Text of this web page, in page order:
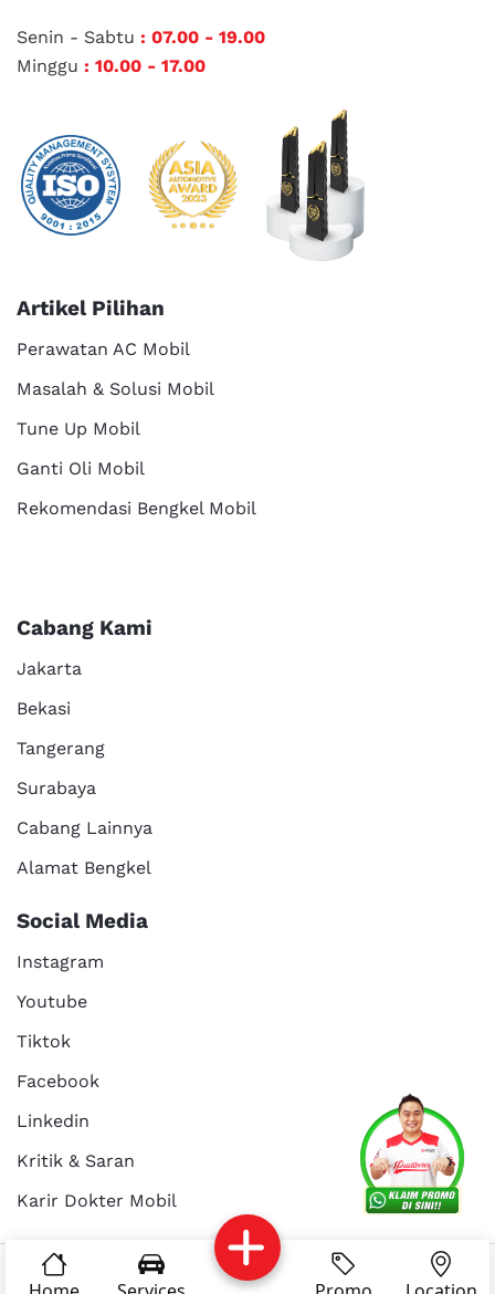
Services About Us
Kritik dan
Reservasi Career
Senin - Sabtu : 07.00 - 19.00
Minggu : 10.00 - 17.00
Artikel Pilihan
Perawatan AC Mobil
Masalah & Solusi Mobil
Tune Up Mobil
Ganti Oli Mobil
Rekomendasi Bengkel Mobil
Cabang Kami
Jakarta
Bekasi
Tangerang
Surabaya
Cabang Lainnya
Alamat Bengkel
Social Media
Instagram
Youtube
Tiktok
Facebook
Linkedin
Kritik & Saran
Karir Dokter Mobil
© Copyright 2025 - Dokter Mobil Indonesia